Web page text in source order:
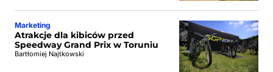
Marketing
Atrakcje dla kibiców przed
Speedway Grand Prix w Toruniu
Bartłomiej Najtkowski